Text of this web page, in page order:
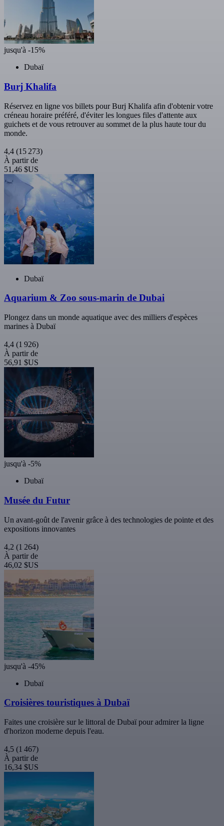
jusqu'à -15%
Dubaï
Burj Khalifa
Réservez en ligne vos billets pour Burj Khalifa afin d'obtenir votre
créneau horaire préféré, d'éviter les longues files d'attente aux
guichets et de vous retrouver au sommet de la plus haute tour du
monde.
4,4 (15 273)
À partir de
51,46 $US
Dubaï
Aquarium & Zoo sous-marin de Dubai
Plongez dans un monde aquatique avec des milliers d'espèces
marines à Dubaï
4,4 (1 926)
À partir de
56,91 $US
jusqu'à -5%
Dubaï
Musée du Futur
Un avant-goût de l'avenir grâce à des technologies de pointe et des
expositions innovantes
4,2 (1 264)
À partir de
46,02 $US
jusqu'à -45%
Dubaï
Croisières touristiques à Dubaï
Faites une croisière sur le littoral de Dubaï pour admirer la ligne
d'horizon moderne depuis l'eau.
4,5 (1 467)
À partir de
16,34 $US